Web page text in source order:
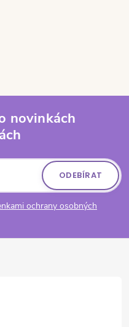
novinkách
ochrany osobných
ODEBÍRAT